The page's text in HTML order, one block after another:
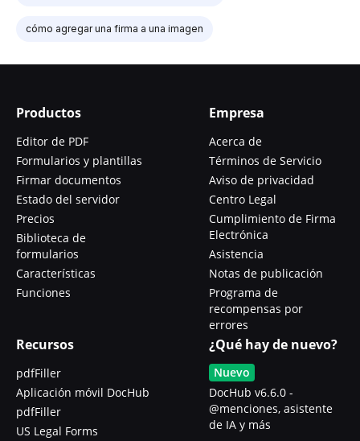
cómo agregar una firma a una imagen
Productos
Editor de PDF
Formularios y plantillas
Firmar documentos
Estado del servidor
Precios
Biblioteca de
formularios
Características
Funciones
Empresa
Acerca de
Términos de Servicio
Aviso de privacidad
Centro Legal
Cumplimiento de Firma
Electrónica
Asistencia
Notas de publicación
Programa de
recompensas por
errores
Recursos
pdfFiller
Aplicación móvil DocHub
pdfFiller
US Legal Forms
¿Qué hay de nuevo?
Nuevo
DocHub v6.6.0 -
@menciones, asistente
de IA y más